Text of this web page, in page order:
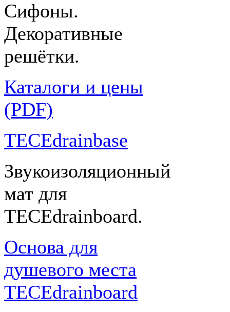
Сифоны.
Декоративные
решётки.
Каталоги и цены
(PDF)
TECEdrainbase
Звукоизоляционный
мат для
TECEdrainboard.
Основа для
душевого места
TECEdrainboard